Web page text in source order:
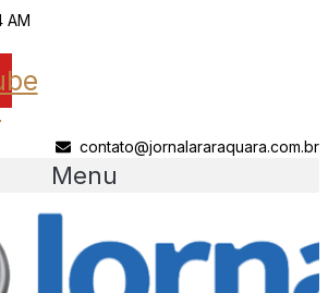
AM
contato@jornalararaquara.com.br
Menu